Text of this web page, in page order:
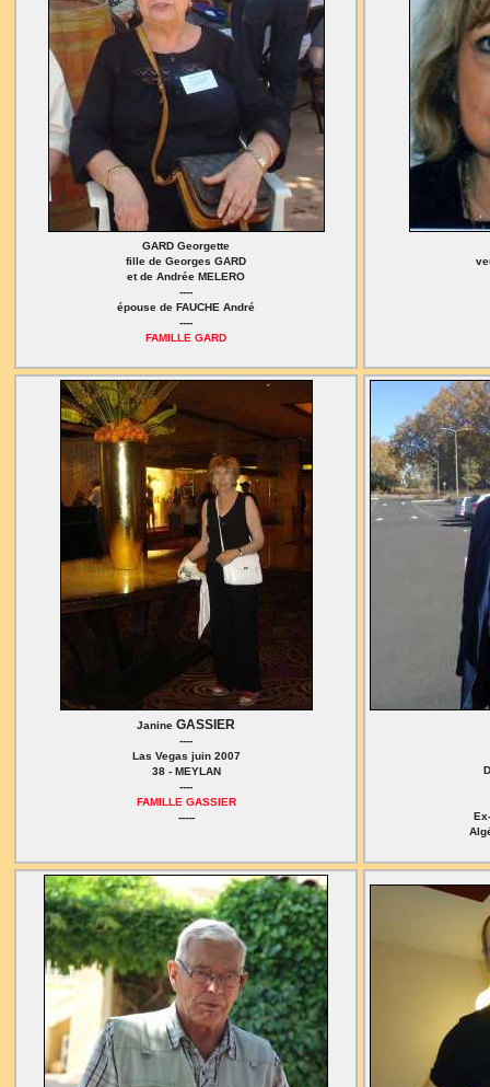
GARD Georgette
fille de Georges GARD
et de Andrée MELERO
----
épouse de FAUCHE André
----
FAMILLE GARD
Janine GASSIER
----
Las Vegas juin 2007
38 - MEYLAN
----
FAMILLE GASSIER
-----